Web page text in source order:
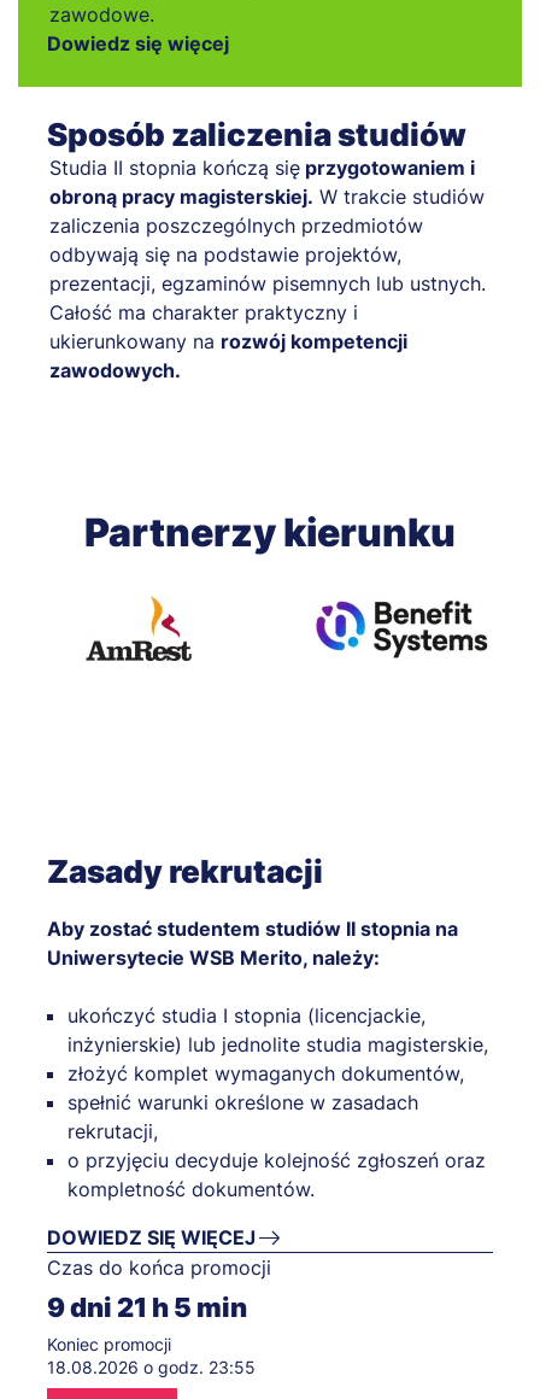
zawodowe.
Dowiedz się więcej
Sposób zaliczenia studiów
Studia II stopnia kończą się przygotowaniem i
obroną pracy magisterskiej. W trakcie studiów
zaliczenia poszczególnych przedmiotów
odbywają się na podstawie projektów,
prezentacji, egzaminów pisemnych lub ustnych.
Całość ma charakter praktyczny i
ukierunkowany na rozwój kompetencji
zawodowych.
Partnerzy kierunku
Zasady rekrutacji
Aby zostać studentem studiów II stopnia na
Uniwersytecie WSB Merito, należy:
ukończyć studia I stopnia (licencjackie,
inżynierskie) lub jednolite studia magisterskie,
złożyć komplet wymaganych dokumentów,
spełnić warunki określone w zasadach
rekrutacji,
o przyjęciu decyduje kolejność zgłoszeń oraz
kompletność dokumentów.
DOWIEDZ SIĘ WIĘCEJ
Czas do końca promocji
9dni21 h5 min
Koniec promocji
18.08.2026 o godz. 23:55